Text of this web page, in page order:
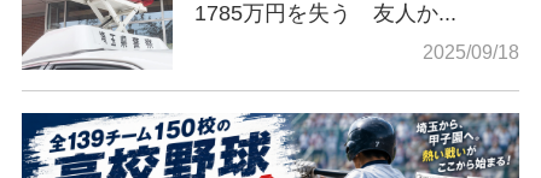
1785万円を失う 友人か...
2025/09/18